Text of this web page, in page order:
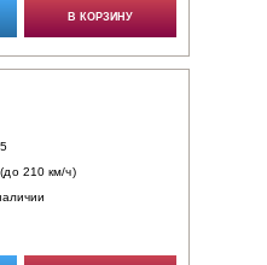
В КОРЗИНУ
210 км/ч)